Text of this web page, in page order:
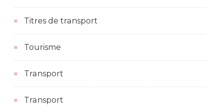
Titres de transport
Tourisme
Transport
Transport